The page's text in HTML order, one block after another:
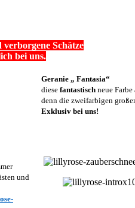
verborgene Schätze
bei uns.
Geranie „ Fantasia“
diese fantastisch neue
denn die zweifarbigen
Exklusiv bei uns!
und